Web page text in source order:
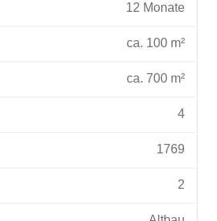
12 Monate
ca. 100 m²
ca. 700 m²
4
1769
2